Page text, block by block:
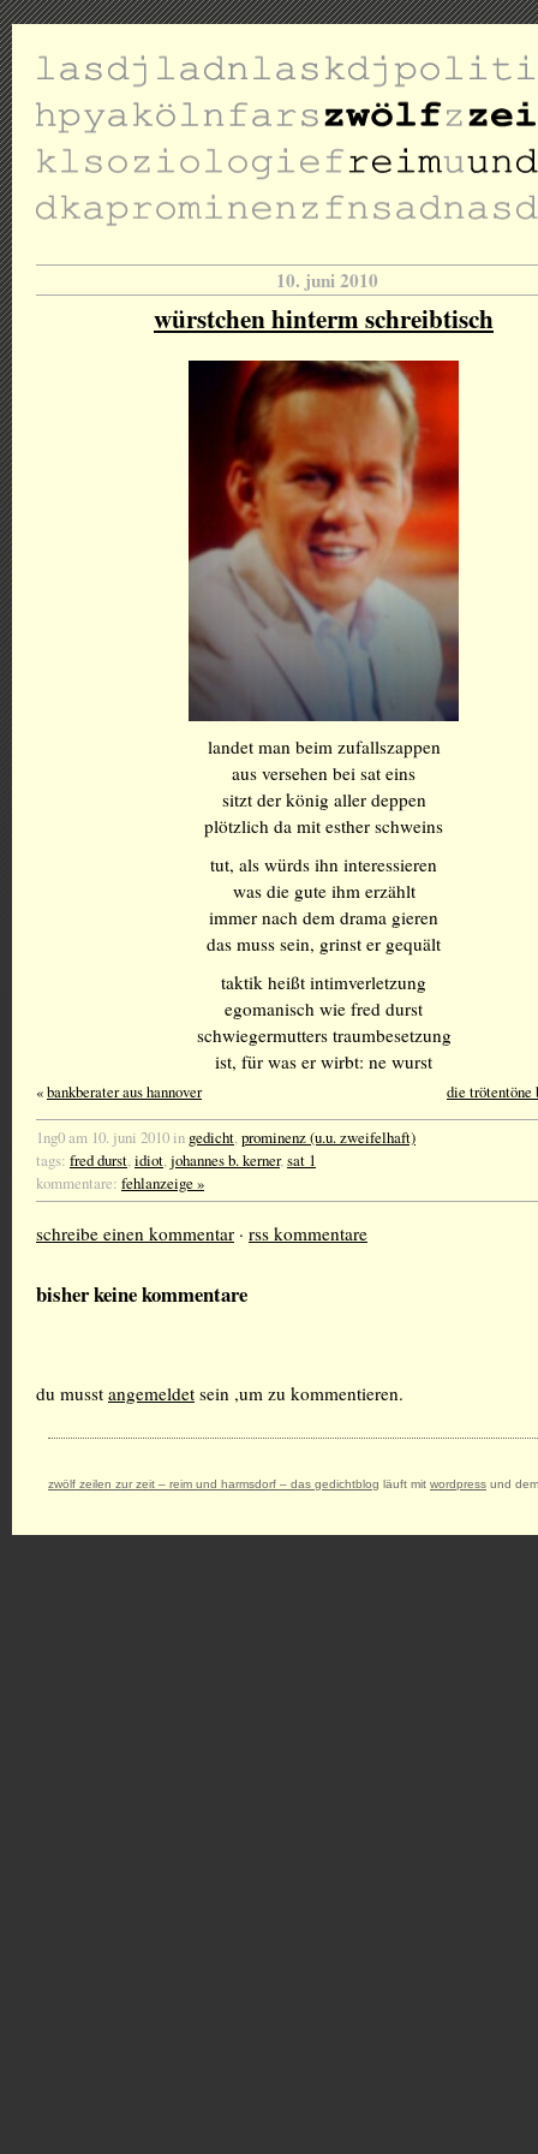
10. juni 2010
würstchen hinterm schreibtisch
landet man beim zufallszappen
aus versehen bei sat eins
sitzt der könig aller deppen
plötzlich da mit esther schweins
tut, als würds ihn interessieren
was die gute ihm erzählt
immer nach dem drama gieren
das muss sein, grinst er gequält
taktik heißt intimverletzung
egomanisch wie fred durst
schwiegermutters traumbesetzung
ist, für was er wirbt: ne wurst
«bankberater aus hannover die trötentöne
1ng0 am 10. juni 2010 in gedicht,prominenz (u.u. zweifelhaft)
tags: fred durst,idiot,johannes b. kerner,sat 1
kommentare: fehlanzeige »
schreibe einen kommentar · rss kommentare
bisher keine kommentare
du musst angemeldet sein ,um zu kommentieren.
zwölf zeilen zur zeit – reim und harmsdorf – das gedichtblog läuft mit wordpress und